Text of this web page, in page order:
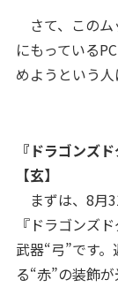
さて、このム
にもっている
めようという
『ドラゴンズ
【玄】
まずは、8月
『ドラゴンズ
武器“弓”です
る“赤”の装飾